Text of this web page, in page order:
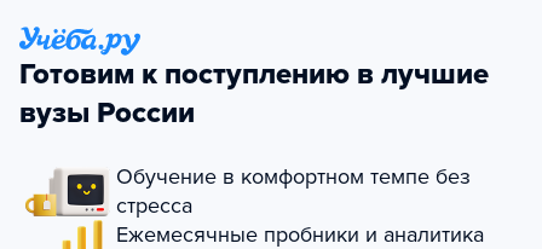
Готовим к поступлению в лучшие
вузы России
Обучение в комфортном темпе без
стресса
Ежемесячные пробники и аналитика